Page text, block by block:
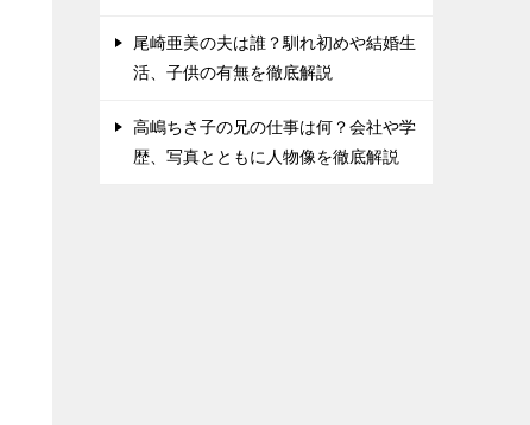
尾崎亜美の夫は誰？馴れ初めや結婚生
活、子供の有無を徹底解説
高嶋ちさ子の兄の仕事は何？会社や学
歴、写真とともに人物像を徹底解説